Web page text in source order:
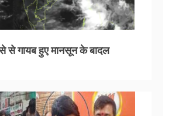
से गायब हुए मानसून के बादल